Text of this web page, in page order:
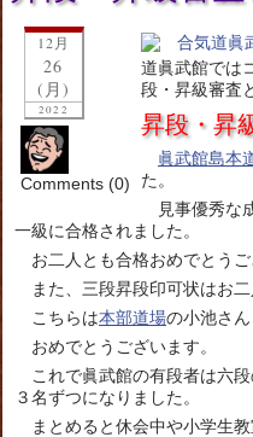
12月
26
(月)
2022
Comments (0)
道眞武館では
段・昇級審査
昇段・昇
眞武館島本
た。
見事優秀な
一級に合格されました。
お二人とも合格おめでとうご
また、三段昇段印可状はお
こちらは本部道場の小池さん
おめでとうございます。
これで眞武館の有段者は六
３名ずつになりました。
まとめると休会中や小学生